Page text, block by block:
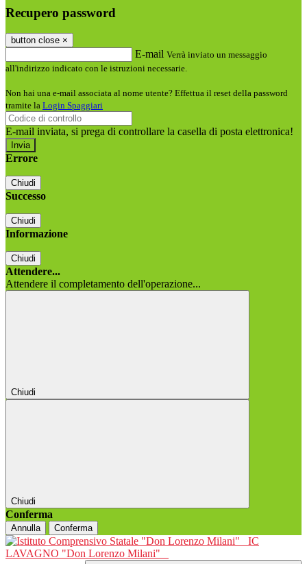
Recupero password
button close ×
E-mail Verrà inviato un messaggio
all'indirizzo indicato con le istruzioni necessarie.
Non hai una e-mail associata al nome utente? Effettua il reset della password
tramite la Login Spaggiari
E-mail inviata, si prega di controllare la casella di posta elettronica!
Errore
Chiudi
Successo
Chiudi
Informazione
Chiudi
Attendere...
Attendere il completamento dell'operazione...
Chiudi
Chiudi
Conferma
Annulla Conferma
IC
LAVAGNO "Don Lorenzo Milani"